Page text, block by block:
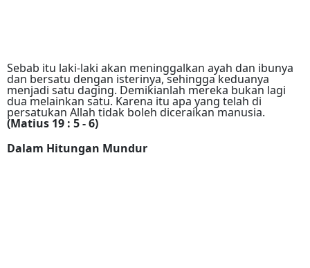
Sebab itu laki-laki akan meninggalkan ayah dan ibunya
dan bersatu dengan isterinya, sehingga keduanya
menjadi satu daging. Demikianlah mereka bukan lagi
dua melainkan satu. Karena itu apa yang telah di
persatukan Allah tidak boleh diceraikan manusia.
(Matius 19 : 5 - 6)
Dalam Hitungan Mundur